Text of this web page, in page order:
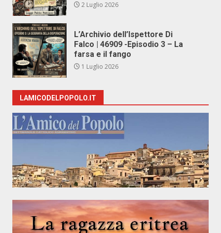
2 Luglio 2026
L’Archivio dell’Ispettore Di
Falco | 46909 -Episodio 3 – La
farsa e il fango
1 Luglio 2026
LAMICODELPOPOLO.IT